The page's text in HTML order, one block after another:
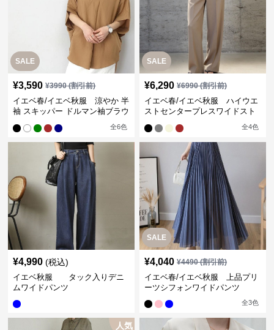
SALE
¥3,590 ¥3990(割引前)
イエベ春/イエベ秋服 涼やか 半
袖 スキッパー ドルマン袖ブラウ
全6色
SALE
¥6,290 ¥6990(割引前)
イエベ春/イエベ秋服 ハイウエ
ストセンタープレスワイドスト
全4色
¥4,990 (税込)
イエベ秋服 タック入りデニ
ムワイドパンツ
SALE
¥4,040 ¥4490(割引前)
イエベ春/イエベ秋服 上品プリ
ーツシフォンワイドパンツ
全3色
人気